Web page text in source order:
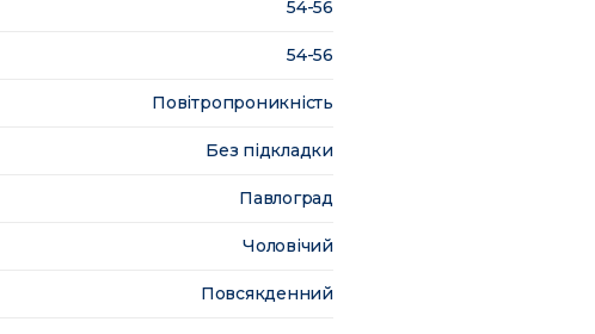
54-56
54-56
Повітропроникність
Без підкладки
Павлоград
Чоловічий
Повсякденний